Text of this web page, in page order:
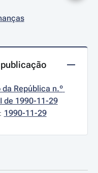
da República n.º
de 1990-11-29
1990-11-29